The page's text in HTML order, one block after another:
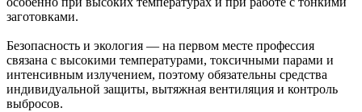
заготовками.
Безопасность и экология — на первом месте профессия
связана с высокими температурами, токсичными парами и
интенсивным излучением, поэтому обязательны средства
индивидуальной защиты, вытяжная вентиляция и контроль
выбросов.